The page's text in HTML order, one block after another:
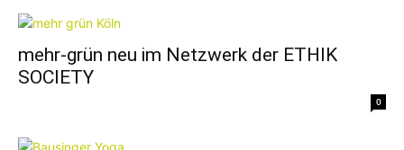
mehr-grün neu im Netzwerk der ETHIK
SOCIETY
0